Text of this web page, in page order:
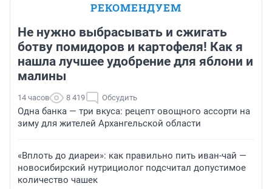
РЕКОМЕНДУЕМ
Не нужно выбрасывать и сжигать
ботву помидоров и картофеля! Как я
нашла лучшее удобрение для яблони и
малины
14 часов 8 419 Обсудить
Одна банка — три вкуса: рецепт овощного ассорти на
зиму для жителей Архангельской области
«Вплоть до диареи»: как правильно пить иван-чай —
новосибирский нутрициолог подсчитал допустимое
количество чашек